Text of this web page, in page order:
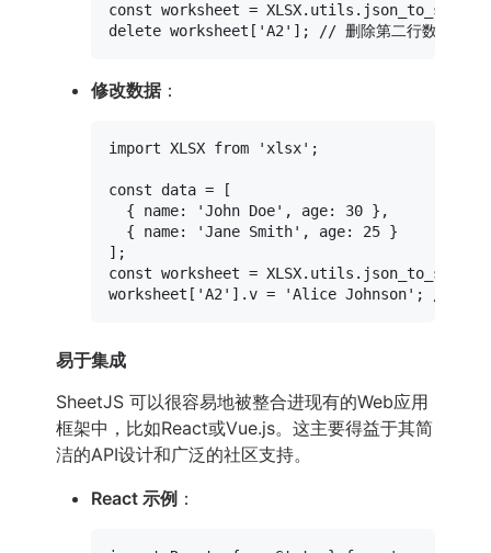
const worksheet = XLSX. utils . json_to_sheet
delete worksheet[ 'A2' ]; // 删除第二行数据
修改数据：
import XLSX from 'xlsx' ;
const data = [
  {
name: 'John Doe' , age: 30 },
  {
name: 'Jane Smith' , age: 25 }
const worksheet = XLSX. utils . json_to_sheet
worksheet[ 'A2' ].v = 'Alice Johnson' ;
易于集成
SheetJS 可以很容易地被整合进现有的Web应用
框架中，比如React或Vue.js。这主要得益于其简
洁的API设计和广泛的社区支持。
React 示例 ：